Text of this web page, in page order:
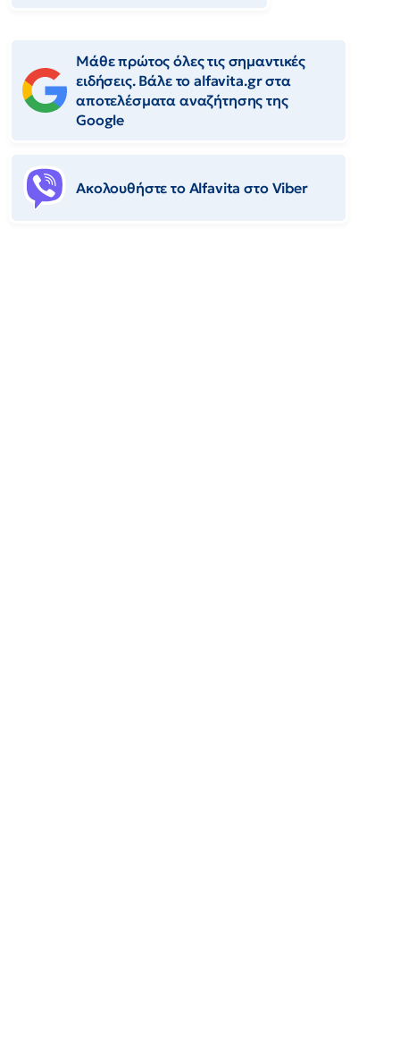
Μάθε πρώτος όλες τις σημαντικές
ειδήσεις. Βάλε το alfavita.gr στα
αποτελέσματα αναζήτησης της
Google
Ακολουθήστε το Αlfavita στο Viber